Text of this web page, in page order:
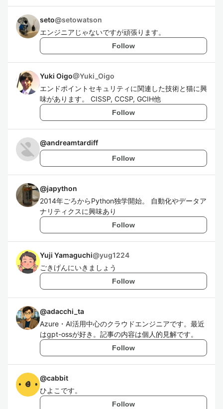
seto@setowatson
エンジニアじゃないですが頑張ります。
Follow
Yuki Oigo@Yuki_Oigo
エンドポイントセキュリティに関連した技術と猫に興
味があります。 CISSP, CCSP, GCIH他
Follow
@andreamtardiff
Follow
@japython
2014年ごろからPython独学開始。 自動化やデータア
ナリティクスに興味あり
Follow
Yuji Yamaguchi@yug1224
ごきげんにいきましょう
Follow
@adacchi_ta
Azure・AI活用中心のクラウドエンジニアです。最近
はgpt-ossが好き。記事の内容は個人的見解です。
Follow
@cabbit
ひよこです。
Follow